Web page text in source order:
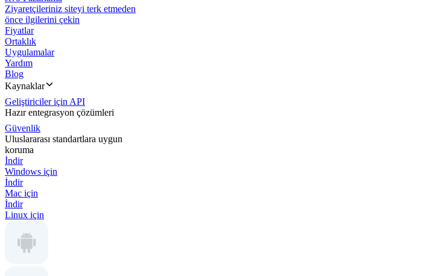
Ziyaretçileriniz siteyi terk etmeden
önce ilgilerini çekin
Fiyatlar
Ortaklık
Uygulamalar
Yardım
Blog
Kaynaklar
Geliştiriciler için API
Hazır entegrasyon çözümleri
Güvenlik
Uluslararası standartlara uygun
koruma
İndir
Windows için
İndir
Mac için
İndir
Linux için